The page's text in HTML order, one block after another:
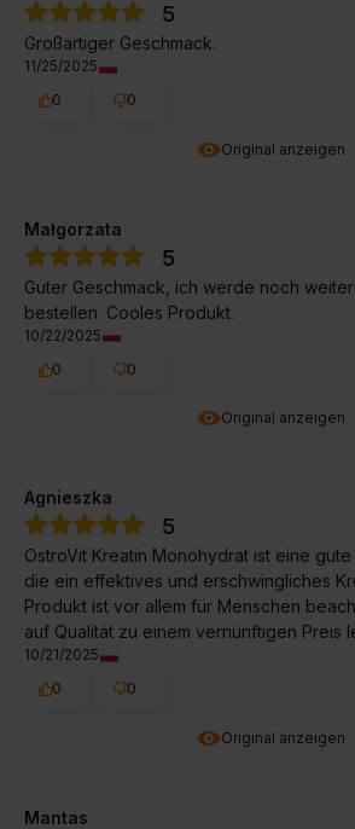
Original anzeigen
5
Großartiger Geschmack.
11/25/2025
0
0
Original anzeigen
Małgorzata
5
Guter Geschmack, ich werde noch
bestellen. Cooles Produkt.
10/22/2025
0
0
Original anzeigen
Agnieszka
5
OstroVit Kreatin Monohydrat ist eine
die ein effektives und erschwingliches
Produkt ist vor allem für Menschen
auf Qualität zu einem vernünftigen Preis
10/21/2025
0
0
Mantas